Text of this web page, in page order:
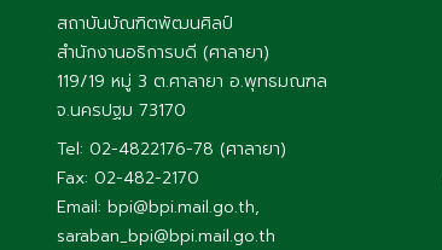
สถาบันบัณฑิตพัฒนศิลป์
สำนักงานอธิการบดี (ศาลายา)
119/19 หมู่ 3 ต.ศาลายา อ.พุทธมณฑล
จ.นครปฐม 73170
Tel: 02-4822176-78 (ศาลายา)
Fax: 02-482-2170
Email: bpi@bpi.mail.go.th,
saraban_bpi@bpi.mail.go.th